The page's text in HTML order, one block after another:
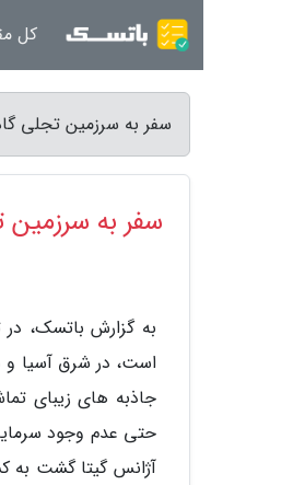
سفر به سرزمین تجلی
سفر به سرزمین
به گزارش باتسک، در
است، در شرق آسیا و
جاذبه های زیبای
حتی عدم وجود
آژانس گیتا گشت به
کل